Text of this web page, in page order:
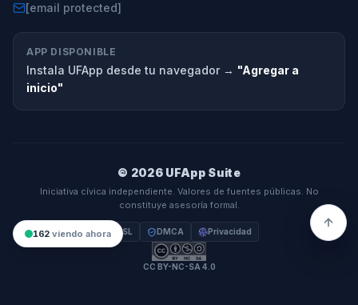
[email protected]
APP DISPONIBLE
Instala UFApp desde tu navegador → "Agregar a
inicio"
© 2026 UFApp Suite
Iniciativa cívica independiente. Valores de fuentes públicas. No
constituye asesoría formal.
SSL DMCA Privacidad
CC BY-NC-SA 4.0
162 viendo ahora